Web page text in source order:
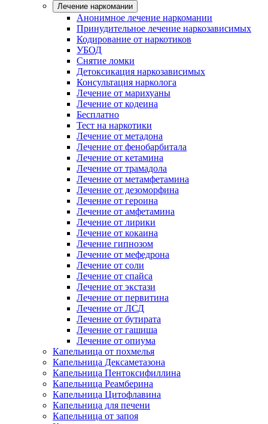
Лечение наркомании
Анонимное лечение наркомании
Принудительное лечение наркозависимых
Кодирование от наркотиков
УБОД
Снятие ломки
Детоксикация наркозависимых
Консультация нарколога
Лечение от марихуаны
Лечение от кодеина
Бесплатно
Тест на наркотики
Лечение от метадона
Лечение от фенобарбитала
Лечение от кетамина
Лечение от трамадола
Лечение от метамфетамина
Лечение от дезоморфина
Лечение от героина
Лечение от амфетамина
Лечение от лирики
Лечение от кокаина
Лечение гипнозом
Лечение от мефедрона
Лечение от соли
Лечение от спайса
Лечение от экстази
Лечение от первитина
Лечение от ЛСД
Лечение от бутирата
Лечение от гашиша
Лечение от опиума
Капельница от похмелья
Капельница Дексаметазона
Капельница Пентоксифиллина
Капельница Реамберина
Капельница Цитофлавина
Капельница для печени
Капельница от запоя